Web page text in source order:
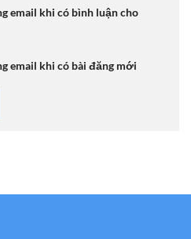
email khi có bình luận cho
email khi có bài đăng mới